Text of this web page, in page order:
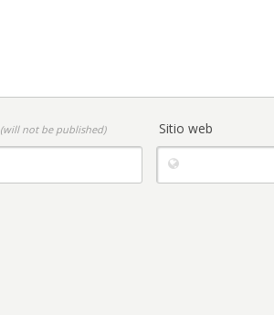
(will not be published) Sitio web